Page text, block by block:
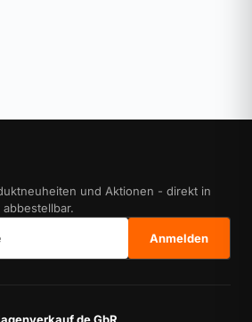
und Aktionen - direkt in
Anmelden
GbR